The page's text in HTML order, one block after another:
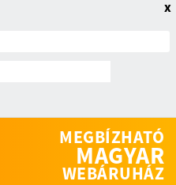
x
MEGBÍZHATÓ
MAGYAR
WEBÁRUHÁZ